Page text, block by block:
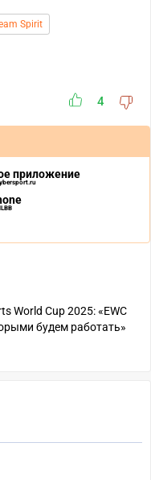
Spirit
4
приложение
World Cup 2025: «EWC
будем работать»